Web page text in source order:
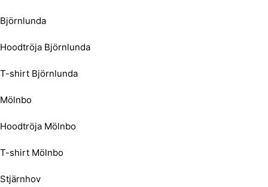
Björnlunda
Hoodtröja Björnlunda
T-shirt Björnlunda
Mölnbo
Hoodtröja Mölnbo
T-shirt Mölnbo
Stjärnhov